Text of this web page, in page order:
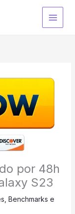
por 48h
S23
Benchmarks e